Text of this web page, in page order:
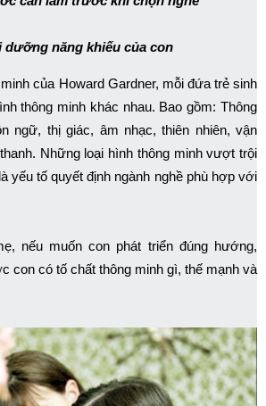
dưỡng năng khiếu của con
của Howard Gardner, mỗi đứa trẻ sinh
thông minh khác nhau. Bao gồm: Thông
ngữ, thị giác, âm nhạc, thiên nhiên, vận
Những loại hình thông minh vượt trội
yếu tố quyết định ngành nghề phù hợp với
nếu muốn con phát triển đúng hướng,
con có tố chất thông minh gì, thế mạnh và